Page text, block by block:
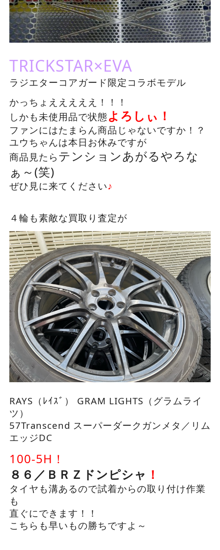
TRICKSTAR×EVA
ラジエターコアガード限定コラボモデル
かっちょえええええ！！！
しかも未使用品で状態 よろしぃ！
ファンにはたまらん商品じゃないですか！？
ユウちゃんは本日お休みですが
商品見たら テンションあがるやろな
ぁ～(笑)
ぜひ見に来てください♪
４輪も素敵な買取り査定が
RAYS（ﾚｲｽﾞ） GRAM LIGHTS（グラムライ
ツ）
57Transcend スーパーダークガンメタ／リム
エッジDC
100-5H！
８６／ＢＲＺドンピシャ ！
タイヤも溝あるので試着からの取り付け作業
も
直ぐにできます！！
こちらも早いもの勝ちですよ～